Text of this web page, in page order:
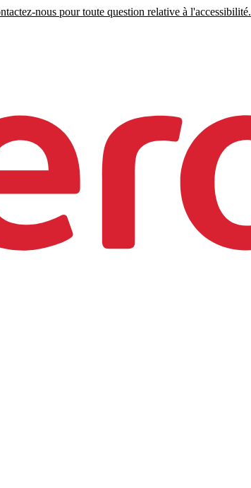
nous pour toute question relative à l'accessibilité.